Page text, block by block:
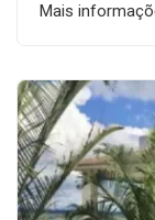
Mais